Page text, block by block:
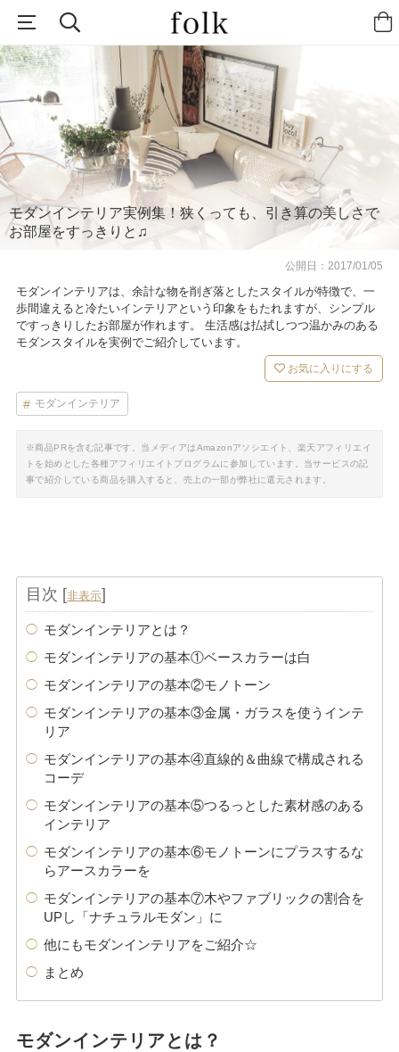
モダンインテリア実例集！狭くっても、引き算の美しさで
お部屋をすっきりと♫
公開日：2017/01/05
モダンインテリアは、余計な物を削ぎ落としたスタイルが特徴で、一
歩間違えると冷たいインテリアという印象をもたれますが、シンプル
ですっきりしたお部屋が作れます。 生活感は払拭しつつ温かみのある
モダンスタイルを実例でご紹介しています。
お気に入りにする
モダンインテリア
※商品PRを含む記事です。当メディアはAmazonアソシエイト、楽天アフィリエイ
トを始めとした各種アフィリエイトプログラムに参加しています。当サービスの記
事で紹介している商品を購入すると、売上の一部が弊社に還元されます。
目次 [非表示]
モダンインテリアとは？
モダンインテリアの基本①ベースカラーは白
モダンインテリアの基本②モノトーン
モダンインテリアの基本③金属・ガラスを使うインテ
リア
モダンインテリアの基本④直線的＆曲線で構成される
コーデ
モダンインテリアの基本⑤つるっとした素材感のある
インテリア
モダンインテリアの基本⑥モノトーンにプラスするな
らアースカラーを
モダンインテリアの基本⑦木やファブリックの割合を
UPし「ナチュラルモダン」に
他にもモダンインテリアをご紹介☆
まとめ
モダンインテリアとは？